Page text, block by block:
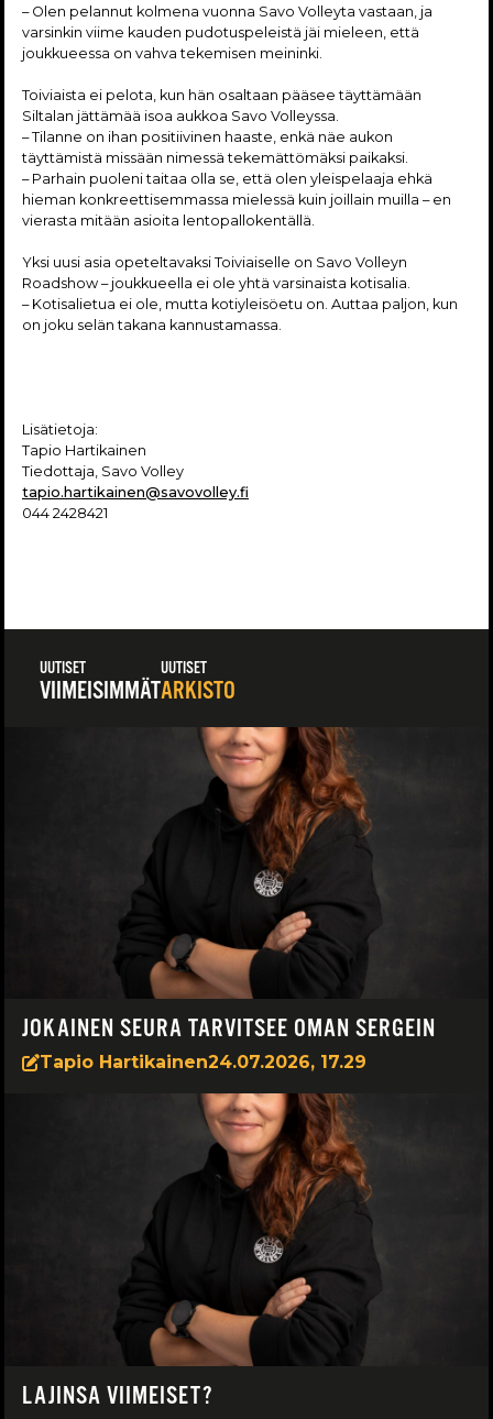
– Olen pelannut kolmena vuonna Savo Volleyta vastaan, ja
varsinkin viime kauden pudotuspeleistä jäi mieleen, että
joukkueessa on vahva tekemisen meininki.
Toiviaista ei pelota, kun hän osaltaan pääsee täyttämään
Siltalan jättämää isoa aukkoa Savo Volleyssa.
– Tilanne on ihan positiivinen haaste, enkä näe aukon
täyttämistä missään nimessä tekemättömäksi paikaksi.
– Parhain puoleni taitaa olla se, että olen yleispelaaja ehkä
hieman konkreettisemmassa mielessä kuin joillain muilla – en
vierasta mitään asioita lentopallokentällä.
Yksi uusi asia opeteltavaksi Toiviaiselle on Savo Volleyn
Roadshow – joukkueella ei ole yhtä varsinaista kotisalia.
– Kotisalietua ei ole, mutta kotiyleisöetu on. Auttaa paljon, kun
on joku selän takana kannustamassa.
Lisätietoja:
Tapio Hartikainen
Tiedottaja, Savo Volley
tapio.hartikainen@savovolley.fi
044 2428421
UUTISET
VIIMEISIMMÄT
UUTISET
ARKISTO
JOKAINEN SEURA TARVITSEE OMAN SERGEIN
Tapio Hartikainen24.07.2026, 17.29
LAJINSA VIIMEISET?